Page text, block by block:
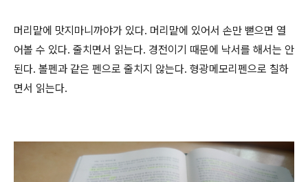
머리맡에 맛지마니까야가 있다. 머리맡에 있어서 손만 뻗으면 열
어볼 수 있다. 줄치면서 읽는다. 경전이기 때문에 낙서를 해서는 안
된다. 볼펜과 같은 펜으로 줄치지 않는다. 형광메모리펜으로 칠하
면서 읽는다.